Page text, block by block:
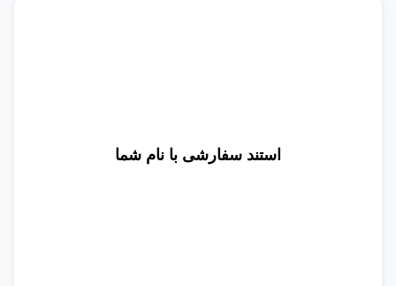
استند سفارشی با نام شما